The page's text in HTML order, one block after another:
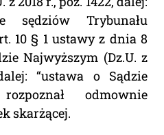
sędziów Trybunału
10 § 1 ustawy z dnia 8
Najwyższym (Dz.U. z
“ustawa o Sądzie
odmownie
skarżącej.